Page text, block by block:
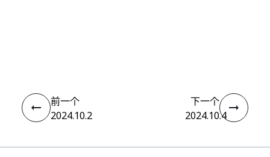
前一个
2024.10.2
下一个
2024.10.4